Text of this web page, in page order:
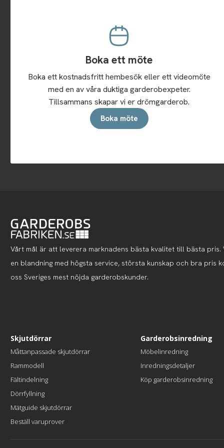
Boka ett möte
Boka ett kostnadsfritt hembesök eller ett videomöte
med en av våra duktiga garderobexpeter.
Tillsammans skapar vi er drömgarderob.
Boka möte
Vårt mål är att leverera marknadens bästa kvalitet till bästa
en blandning med högsta service, största kunskap och bra pris
oss Sveriges mest nöjda garderobskunder.
Skjutdörrar
Måttanpassade skjutdörrar
Rammodell
Fältindelning
Dörrfyllning
Mätguide skjutdörrar
Beställ varuprover
Garderobsinredning
Möbelinredning
Inredningsdetaljer
Köp garderobsinredning